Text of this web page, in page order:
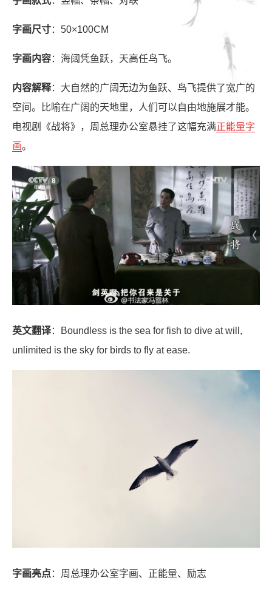
字画尺寸：50×100CM
字画内容：海阔凭鱼跃，天高任鸟飞。
内容解释：大自然的广阔无边为鱼跃、鸟飞提供了宽广的
空间。比喻在广阔的天地里，人们可以自由地施展才能。
电视剧《战将》，周总理办公室悬挂了这幅充满正能量字
画。
英文翻译：Boundless is the sea for fish to dive at will,
unlimited is the sky for birds to fly at ease.
字画亮点：周总理办公室字画、正能量、励志